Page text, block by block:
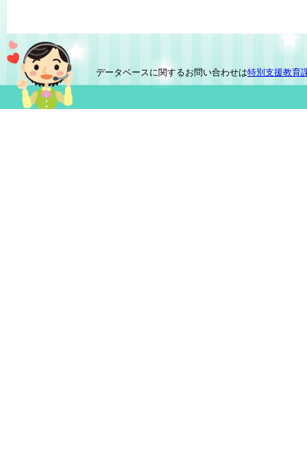
データベースに関するお問い合わせは特別支援教育